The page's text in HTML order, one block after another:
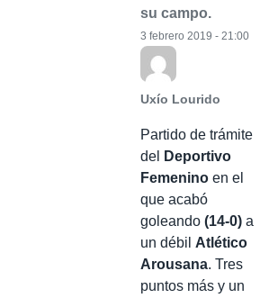
su campo.
Uxío Lourido
3 febrero 2019 - 21:00
Partido de trámite
del
Deportivo
Femenino en el
que acabó
goleando (14-0) a
un débil Atlético
Arousana. Tres
puntos más y un